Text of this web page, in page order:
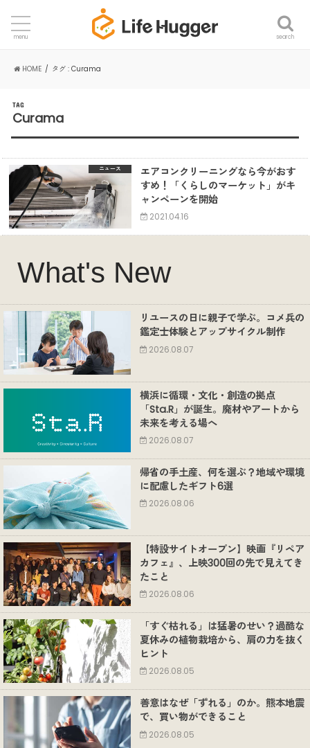
search
menu
HOME タグ : Curama
TAG
Curama
ニュース
エアコンクリーニングなら今がおす
すめ！「くらしのマーケット」がキ
ャンペーンを開始
2021.04.16
What's New
リユースの日に親子で学ぶ。コメ兵の
鑑定士体験とアップサイクル制作
2026.08.07
横浜に循環・文化・創造の拠点
「Sta.R」が誕生。廃材やアートから
未来を考える場へ
2026.08.07
帰省の手土産、何を選ぶ？地域や環境
に配慮したギフト6選
2026.08.06
【特設サイトオープン】映画『リペア
カフェ』、上映300回の先で見えてき
たこと
2026.08.06
「すぐ枯れる」は猛暑のせい？過酷な
夏休みの植物栽培から、肩の力を抜く
ヒント
2026.08.05
善意はなぜ「ずれる」のか。熊本地震
で、買い物ができること
2026.08.05